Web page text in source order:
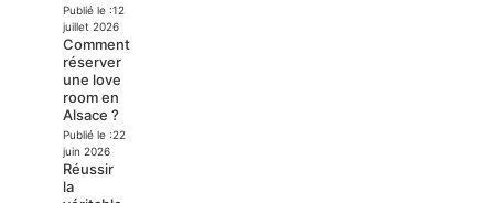
Publié le :12
juillet 2026
Comment
réserver
une love
room en
Alsace ?
Publié le :22
juin 2026
Réussir
la